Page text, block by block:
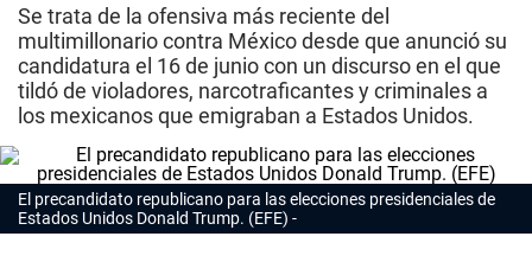
Se trata de la ofensiva más reciente del
multimillonario contra México desde que anunció su
candidatura el 16 de junio con un discurso en el que
tildó de violadores, narcotraficantes y criminales a
los mexicanos que emigraban a Estados Unidos.
El precandidato republicano para las elecciones presidenciales de
Estados Unidos Donald Trump. (EFE)